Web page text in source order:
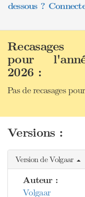
dessous ?
Recasages
pour
2026 :
Pas de recasages
Versions :
Version de Volgaar
Auteur :
Volgaar